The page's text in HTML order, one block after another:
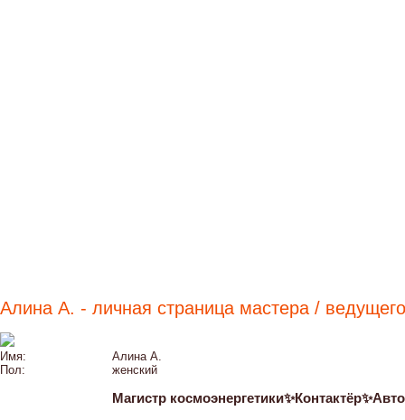
Алина А. - личная страница мастера / ведущего
Имя:
Алина А.
Пол:
женский
Магистр